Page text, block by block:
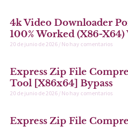
4k Video Downloader
100% Worked (x86-X64)
20 de junio de 2026 No hay comentarios
Express Zip File
Tool [x86x64] Bypass
20 de junio de 2026 No hay comentarios
Express Zip File